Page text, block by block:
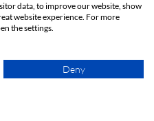
maximaal 6 personen
data, to improve our website, show
website experience. For more
the settings.
Deny